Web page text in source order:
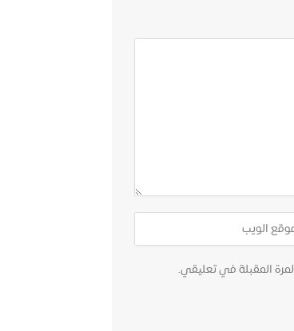
المقبلة في تعليقي.